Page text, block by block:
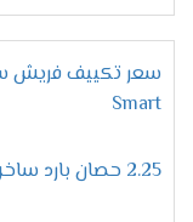
يعرف بصديق
صحة
مميزات
تربو
التميز
Smart
2.25 حصان بارد ساخن